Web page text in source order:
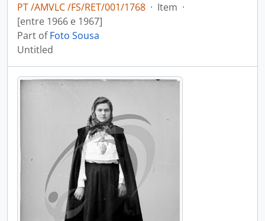
PT /AMVLC /FS/RET/001/1768 · Item ·
[entre 1966 e 1967]
Part ofFoto Sousa
Untitled